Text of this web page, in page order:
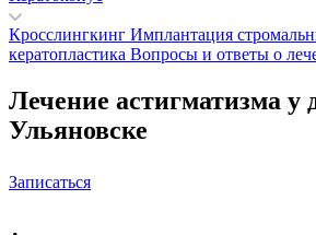
Кросслингкинг Имплантация
кератопластика Вопросы и ответы о
Лечение астигматизма у
Ульяновске
Записаться